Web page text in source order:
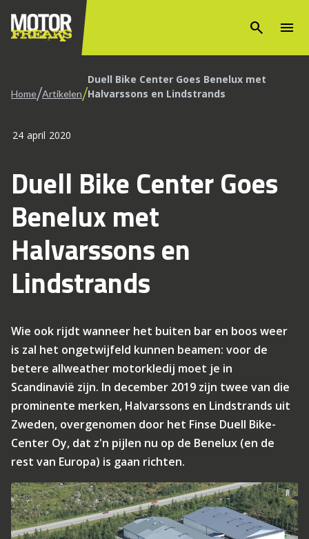
search menu
Home/Artikelen/Duell Bike Center Goes Benelux met
Halvarssons en Lindstrands
24 april 2020
Duell Bike Center Goes
Benelux met
Halvarssons en
Lindstrands
Wie ook rijdt wanneer het buiten bar en boos weer
is zal het ongetwijfeld kunnen beamen: voor de
betere allweather motorkledij moet je in
Scandinavië zijn. In december 2019 zijn twee van die
prominente merken, Halvarssons en Lindstrands uit
Zweden, overgenomen door het Finse Duell Bike-
Center Oy, dat z'n pijlen nu op de Benelux (en de
rest van Europa) is gaan richten.